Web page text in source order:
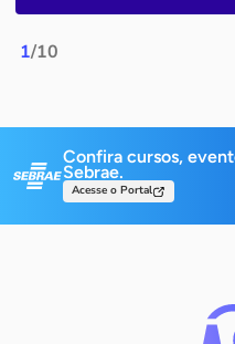
1/10
Confira cursos,
Sebrae.
Acesse o Portal